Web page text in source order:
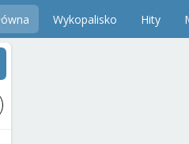
Wykopalisko Hity